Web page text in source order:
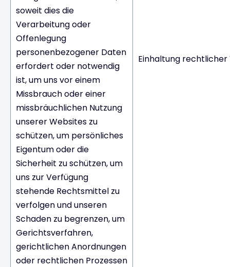
soweit dies die
Verarbeitung oder
Offenlegung
personenbezogener Daten
erfordert oder notwendig
ist, um uns vor einem
Missbrauch oder einer
missbräuchlichen Nutzung
unserer Websites zu
schützen, um persönliches
Eigentum oder die
Sicherheit zu schützen, um
uns zur Verfügung
stehende Rechtsmittel zu
verfolgen und unseren
Schaden zu begrenzen, um
Gerichtsverfahren,
gerichtlichen Anordnungen
oder rechtlichen Prozessen
Einhaltung